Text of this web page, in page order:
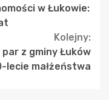
w Łukowie:
Kolejny:
par z gminy Łuków
lecie małżeństwa